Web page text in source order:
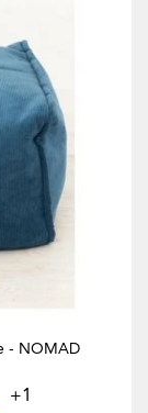
- NOMAD
+1